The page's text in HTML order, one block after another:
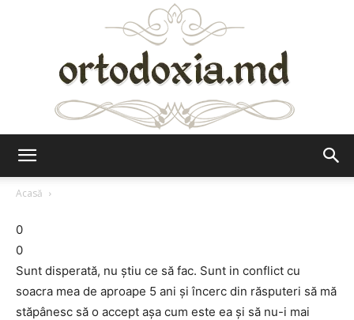
Acasă
0
0
Sunt disperată, nu ştiu ce să fac. Sunt in conflict cu
soacra mea de aproape 5 ani şi încerc din răsputeri să mă
stăpânesc să o accept aşa cum este ea şi să nu-i mai